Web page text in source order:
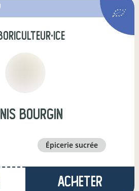
bourgin
épicerie sucrée
Acheter